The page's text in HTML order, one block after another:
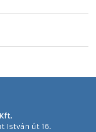
István út 16.